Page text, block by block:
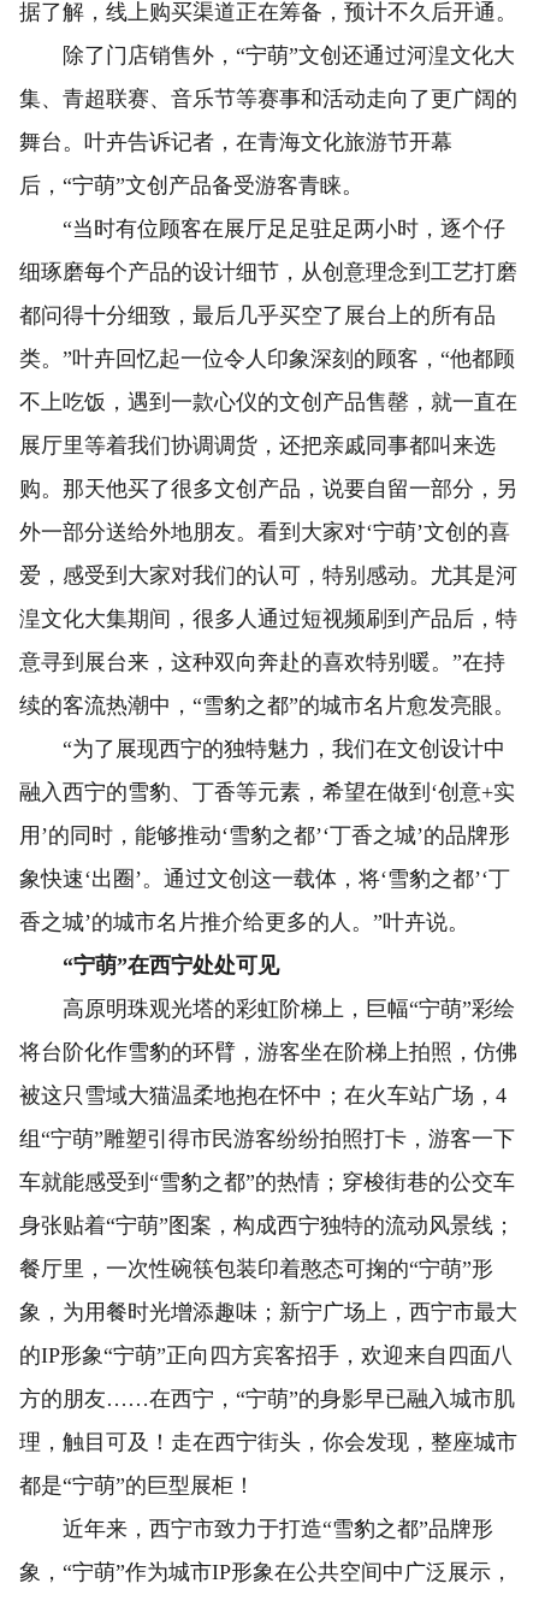
据了解，线上购买渠道正在筹备，预计不久后开通。
除了门店销售外，“宁萌”文创还通过河湟文化大
集、青超联赛、音乐节等赛事和活动走向了更广阔的
舞台。叶卉告诉记者，在青海文化旅游节开幕
后，“宁萌”文创产品备受游客青睐。
“当时有位顾客在展厅足足驻足两小时，逐个仔
细琢磨每个产品的设计细节，从创意理念到工艺打磨
都问得十分细致，最后几乎买空了展台上的所有品
类。”叶卉回忆起一位令人印象深刻的顾客，“他都顾
不上吃饭，遇到一款心仪的文创产品售罄，就一直在
展厅里等着我们协调调货，还把亲戚同事都叫来选
购。那天他买了很多文创产品，说要自留一部分，另
外一部分送给外地朋友。看到大家对‘宁萌’文创的喜
爱，感受到大家对我们的认可，特别感动。尤其是河
湟文化大集期间，很多人通过短视频刷到产品后，特
意寻到展台来，这种双向奔赴的喜欢特别暖。”在持
续的客流热潮中，“雪豹之都”的城市名片愈发亮眼。
“为了展现西宁的独特魅力，我们在文创设计中
融入西宁的雪豹、丁香等元素，希望在做到‘创意+实
用’的同时，能够推动‘雪豹之都’‘丁香之城’的品牌形
象快速‘出圈’。通过文创这一载体，将‘雪豹之都’‘丁
香之城’的城市名片推介给更多的人。”叶卉说。
“宁萌”在西宁处处可见
高原明珠观光塔的彩虹阶梯上，巨幅“宁萌”彩绘
将台阶化作雪豹的环臂，游客坐在阶梯上拍照，仿佛
被这只雪域大猫温柔地抱在怀中；在火车站广场，4
组“宁萌”雕塑引得市民游客纷纷拍照打卡，游客一下
车就能感受到“雪豹之都”的热情；穿梭街巷的公交车
身张贴着“宁萌”图案，构成西宁独特的流动风景线；
餐厅里，一次性碗筷包装印着憨态可掬的“宁萌”形
象，为用餐时光增添趣味；新宁广场上，西宁市最大
的IP形象“宁萌”正向四方宾客招手，欢迎来自四面八
方的朋友……在西宁，“宁萌”的身影早已融入城市肌
理，触目可及！走在西宁街头，你会发现，整座城市
都是“宁萌”的巨型展柜！
近年来，西宁市致力于打造“雪豹之都”品牌形
象，“宁萌”作为城市IP形象在公共空间中广泛展示，